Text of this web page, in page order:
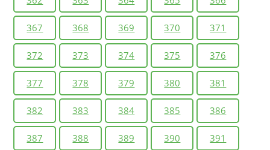
367 368 369 370 371
372 373 374 375 376
377 378 379 380 381
382 383 384 385 386
387 388 389 390 391